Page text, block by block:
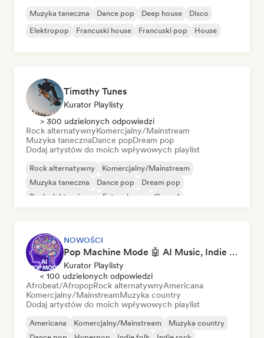
Muzyka taneczna Dance pop Deep house
Disco
Elektropop
Francuski house Francuski pop House
Timothy Tunes
Kurator Playlisty
> 300 udzielonych odpowiedzi
Rock alternatywnyKomercjalny/Mainstream
Muzyka tanecznaDance popDream pop
Dodaj artystów do moich wpływowych playlist
Rock alternatywny
Komercjalny/Mainstream
Muzyka taneczna
Dance pop
Dream pop
Rock elektroniczny
Future house Gospel
NOWOŚCI
Pop Machine Mode 🤖 AI Music, Indie Pop & Dream Pop
Kurator Playlisty
< 100 udzielonych odpowiedzi
Afrobeat/AfropopRock alternatywnyAmericana
Komercjalny/MainstreamMuzyka country
Dodaj artystów do moich wpływowych playlist
Americana Komercjalny/Mainstream
Muzyka country